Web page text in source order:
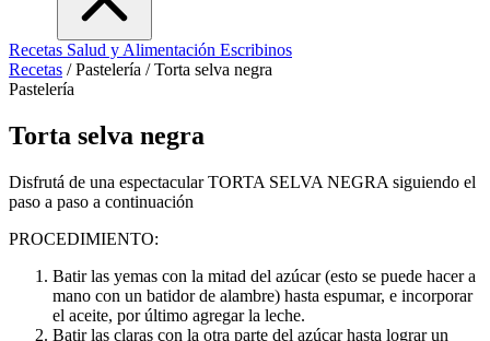
Recetas Salud y Alimentación Escribinos
Recetas / Pastelería / Torta selva negra
Pastelería
Torta selva negra
Disfrutá de una espectacular TORTA SELVA NEGRA siguiendo el
paso a paso a continuación
PROCEDIMIENTO:
Batir las yemas con la mitad del azúcar (esto se puede hacer a
mano con un batidor de alambre) hasta espumar, e incorporar
el aceite, por último agregar la leche.
Batir las claras con la otra parte del azúcar hasta lograr un